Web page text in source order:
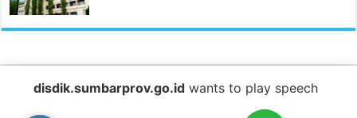
disdik.sumbarprov.go.idwants to play speech